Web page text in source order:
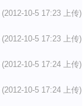
(2012-10-5 17:23 上传)
(2012-10-5 17:23 上传)
(2012-10-5 17:24 上传)
(2012-10-5 17:24 上传)